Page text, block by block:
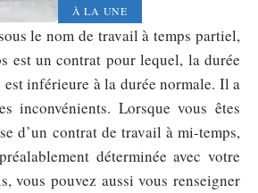
À LA UNE
le nom de travail à temps partiel,
est un contrat pour lequel, la durée
inférieure à la durée normale. Il a
inconvénients. Lorsque vous êtes
d’un contrat de travail à mi-temps,
déterminée avec votre
vous pouvez aussi vous renseigner